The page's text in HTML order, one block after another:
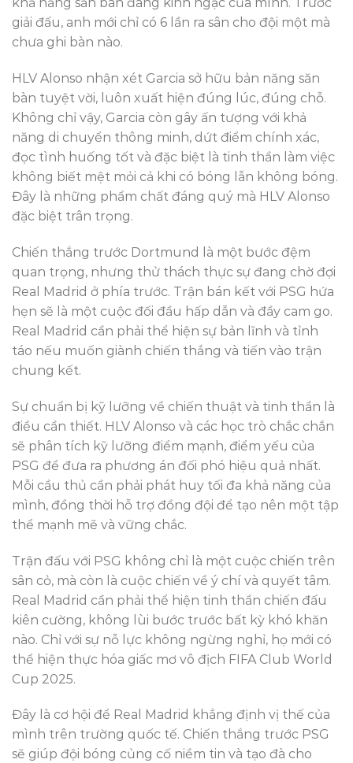
khả năng săn bàn đáng kinh ngạc của mình. Trước
giải đấu, anh mới chỉ có 6 lần ra sân cho đội một mà
chưa ghi bàn nào.
HLV Alonso nhận xét Garcia sở hữu bản năng săn
bàn tuyệt vời, luôn xuất hiện đúng lúc, đúng chỗ.
Không chỉ vậy, Garcia còn gây ấn tượng với khả
năng di chuyển thông minh, dứt điểm chính xác,
đọc tình huống tốt và đặc biệt là tinh thần làm việc
không biết mệt mỏi cả khi có bóng lẫn không bóng.
Đây là những phẩm chất đáng quý mà HLV Alonso
đặc biệt trân trọng.
Chiến thắng trước Dortmund là một bước đệm
quan trọng, nhưng thử thách thực sự đang chờ đợi
Real Madrid ở phía trước. Trận bán kết với PSG hứa
hẹn sẽ là một cuộc đối đầu hấp dẫn và đầy cam go.
Real Madrid cần phải thể hiện sự bản lĩnh và tỉnh
táo nếu muốn giành chiến thắng và tiến vào trận
chung kết.
Sự chuẩn bị kỹ lưỡng về chiến thuật và tinh thần là
điều cần thiết. HLV Alonso và các học trò chắc chắn
sẽ phân tích kỹ lưỡng điểm mạnh, điểm yếu của
PSG để đưa ra phương án đối phó hiệu quả nhất.
Mỗi cầu thủ cần phải phát huy tối đa khả năng của
mình, đồng thời hỗ trợ đồng đội để tạo nên một tập
thể mạnh mẽ và vững chắc.
Trận đấu với PSG không chỉ là một cuộc chiến trên
sân cỏ, mà còn là cuộc chiến về ý chí và quyết tâm.
Real Madrid cần phải thể hiện tinh thần chiến đấu
kiên cường, không lùi bước trước bất kỳ khó khăn
nào. Chỉ với sự nỗ lực không ngừng nghỉ, họ mới có
thể hiện thực hóa giấc mơ vô địch FIFA Club World
Cup 2025.
Đây là cơ hội để Real Madrid khẳng định vị thế của
mình trên trường quốc tế. Chiến thắng trước PSG
sẽ giúp đội bóng củng cố niềm tin và tạo đà cho